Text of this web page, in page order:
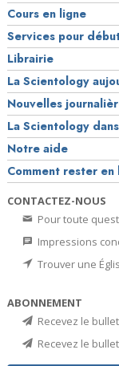
Cours en ligne
Services pour
Librairie
La Scientology
Nouvelles
La Scientology
Notre aide
Comment rester en
CONTACTEZ-NOUS
Pour toute
Impressions
Trouver une
ABONNEMENT
Recevez le
Recevez le